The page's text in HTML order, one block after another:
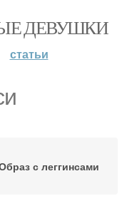
ДЕВУШКИ
статьи
с леггинсами